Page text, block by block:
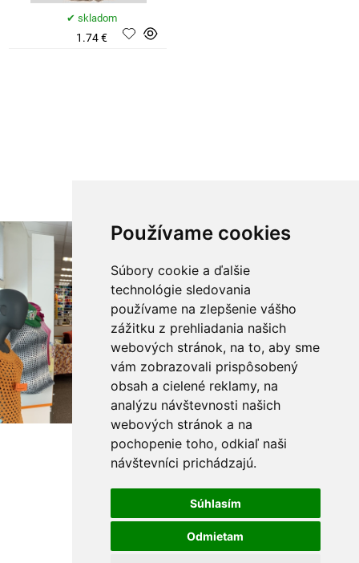
Používame cookies
Súbory cookie a ďalšie
technológie sledovania
používame na zlepšenie vášho
zážitku z prehliadania našich
webových stránok, na to, aby sme
vám zobrazovali prispôsobený
obsah a cielené reklamy, na
analýzu návštevnosti našich
webových stránok a na
pochopenie toho, odkiaľ naši
návštevníci prichádzajú.
Súhlasím
Odmietam
skladom
1.74 €